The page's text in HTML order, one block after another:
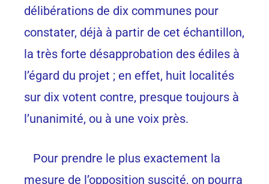
délibérations de dix communes pour
constater, déjà à partir de cet échantillon,
la très forte désapprobation des édiles à
l’égard du projet ; en effet, huit localités
sur dix votent contre, presque toujours à
l’unanimité, ou à une voix près.
Pour prendre le plus exactement la
mesure de l’opposition suscité, on pourra